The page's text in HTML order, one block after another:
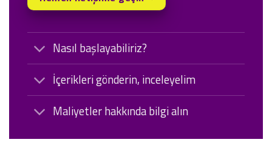
Nasıl başlayabiliriz?
İçerikleri gönderin, inceleyelim
Maliyetler hakkında bilgi alın